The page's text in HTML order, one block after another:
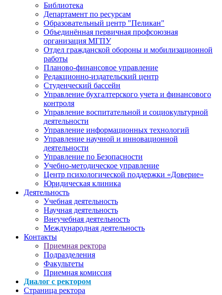
Библиотека
Департамент по ресурсам
Образовательный центр "Пеликан"
Объединённая первичная профсоюзная
организация МГПУ
Отдел гражданской обороны и мобилизационной
работы
Планово-финансовое управление
Редакционно-издательский центр
Студенческий бассейн
Управление бухгалтерского учета и финансового
контроля
Управление воспитательной и социокультурной
деятельности
Управление информационных технологий
Управление научной и инновационной
деятельности
Управление по Безопасности
Учебно-методическое управление
Центр психологической поддержки «Доверие»
Юридическая клиника
Деятельность
Учебная деятельность
Научная деятельность
Внеучебная деятельность
Международная деятельность
Контакты
Приемная ректора
Подразделения
Факультеты
Приемная комиссия
Диалог с ректором
Страница ректора